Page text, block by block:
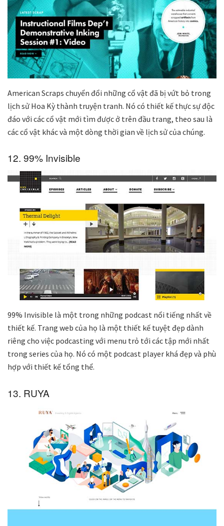
American Scraps chuyển đổi những cổ vật đã bị vứt bỏ trong
lịch sử Hoa Kỳ thành truyện tranh. Nó có thiết kế thực sự độc
đáo với các cổ vật mới tìm được ở trên đầu trang, theo sau là
các cổ vật khác và một dòng thời gian về lịch sử của chúng.
12. 99% Invisible
99% Invisible là một trong những podcast nổi tiếng nhất về
thiết kế. Trang web của họ là một thiết kế tuyệt đẹp dành
riêng cho việc podcasting với menu trỏ tới các tập mới nhất
trong series của họ. Nó có một podcast player khá đẹp và phù
hợp với thiết kế tổng thể.
13. RUYA